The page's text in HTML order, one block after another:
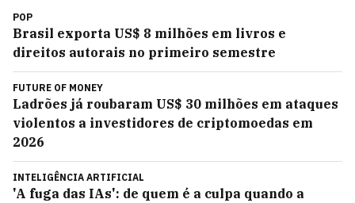
POP
Brasil exporta US$ 8 milhões em livros e
direitos autorais no primeiro semestre
FUTURE OF MONEY
Ladrões já roubaram US$ 30 milhões em ataques
violentos a investidores de criptomoedas em
2026
INTELIGÊNCIA ARTIFICIAL
'A fuga das IAs': de quem é a culpa quando a